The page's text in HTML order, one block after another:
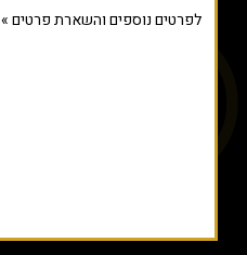
לפרטים נוספים והשארת פרטים »